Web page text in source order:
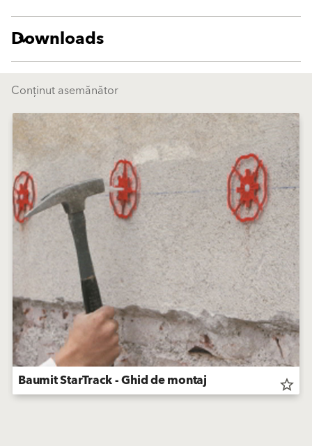
Downloads
Conținut asemănător
Baumit StarTrack - Ghid de montaj star_border